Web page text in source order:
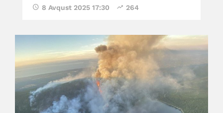
8 Avqust 2025 17:30 264